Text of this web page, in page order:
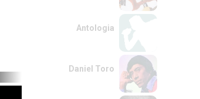
Antologia
Daniel Toro